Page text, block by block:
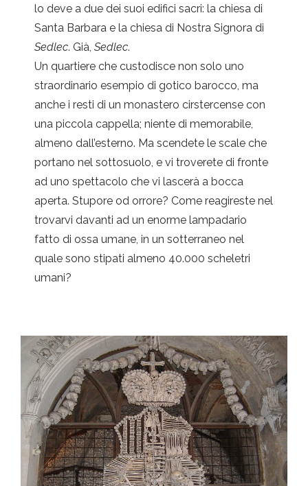
lo deve a due dei suoi edifici sacri: la chiesa di
Santa Barbara e la chiesa di Nostra Signora di
Sedlec. Già, Sedlec.
Un quartiere che custodisce non solo uno
straordinario esempio di gotico barocco, ma
anche i resti di un monastero cirstercense con
una piccola cappella; niente di memorabile,
almeno dall’esterno. Ma scendete le scale che
portano nel sottosuolo, e vi troverete di fronte
ad uno spettacolo che vi lascerà a bocca
aperta. Stupore od orrore? Come reagireste nel
trovarvi davanti ad un enorme lampadario
fatto di ossa umane, in un sotterraneo nel
quale sono stipati almeno 40.000 scheletri
umani?